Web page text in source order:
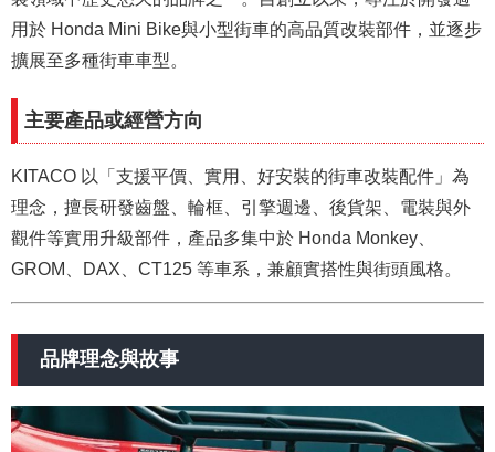
用於 Honda Mini Bike與小型街車的高品質改裝部件，並逐步
擴展至多種街車車型。
主要產品或經營方向
KITACO 以「支援平價、實用、好安裝的街車改裝配件」為
理念，擅長研發齒盤、輪框、引擎週邊、後貨架、電裝與外
觀件等實用升級部件，產品多集中於 Honda Monkey、
GROM、DAX、CT125 等車系，兼顧實搭性與街頭風格。
品牌理念與故事